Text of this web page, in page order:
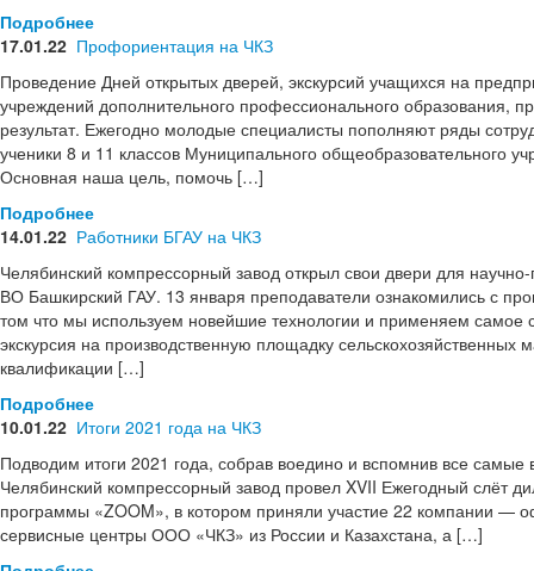
Подробнее
17.01.22 Профориентация на ЧКЗ
Проведение Дней открытых дверей, экскурсий учащихся на
учреждений дополнительного профессионального образования,
результат. Ежегодно молодые специалисты пополняют ряды
ученики 8 и 11 классов Муниципального общеобразовательного
Основная наша цель, помочь […]
Подробнее
14.01.22 Работники БГАУ на ЧКЗ
Челябинский компрессорный завод открыл свои двери для
ВО Башкирский ГАУ. 13 января преподаватели ознакомились с
том что мы используем новейшие технологии и применяем
экскурсия на производственную площадку
квалификации […]
Подробнее
10.01.22 Итоги 2021 года на ЧКЗ
Подводим итоги 2021 года, собрав воедино и вспомнив все
Челябинский компрессорный завод провел XVII Ежегодный слёт
программы «ZOOM», в котором приняли участие 22 компании —
сервисные центры ООО «ЧКЗ» из России и Казахстана, а […]